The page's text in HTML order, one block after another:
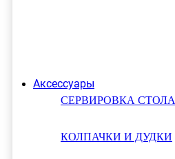
Аксессуары
СЕРВИРОВКА СТОЛА
КОЛПАЧКИ И ДУДКИ